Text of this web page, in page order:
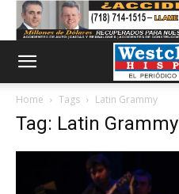
Home Tags Latin Grammy
Tag: Latin Grammy